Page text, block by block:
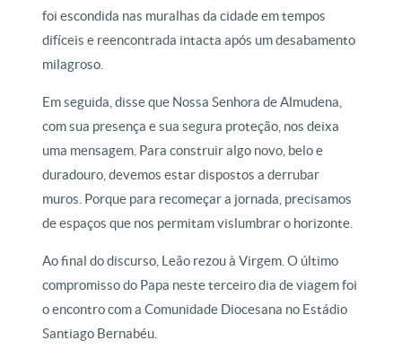
foi escondida nas muralhas da cidade em tempos
difíceis e reencontrada intacta após um desabamento
milagroso.
Em seguida, disse que Nossa Senhora de Almudena,
com sua presença e sua segura proteção, nos deixa
uma mensagem. Para construir algo novo, belo e
duradouro, devemos estar dispostos a derrubar
muros. Porque para recomeçar a jornada, precisamos
de espaços que nos permitam vislumbrar o horizonte.
Ao final do discurso, Leão rezou à Virgem. O último
compromisso do Papa neste terceiro dia de viagem foi
o encontro com a Comunidade Diocesana no Estádio
Santiago Bernabéu.